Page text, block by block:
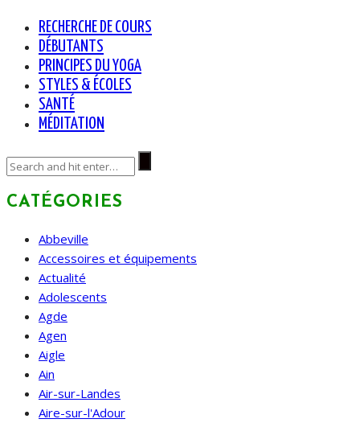
RECHERCHE DE COURS
DÉBUTANTS
PRINCIPES DU YOGA
STYLES & ÉCOLES
SANTÉ
MÉDITATION
CATÉGORIES
Abbeville
Accessoires et équipements
Actualité
Adolescents
Agde
Agen
Aigle
Ain
Air-sur-Landes
Aire-sur-l'Adour